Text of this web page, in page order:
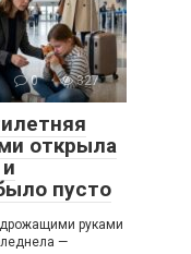
0 327
открыла
пусто
дрожащими руками
—